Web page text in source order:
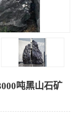
吨黑山石矿